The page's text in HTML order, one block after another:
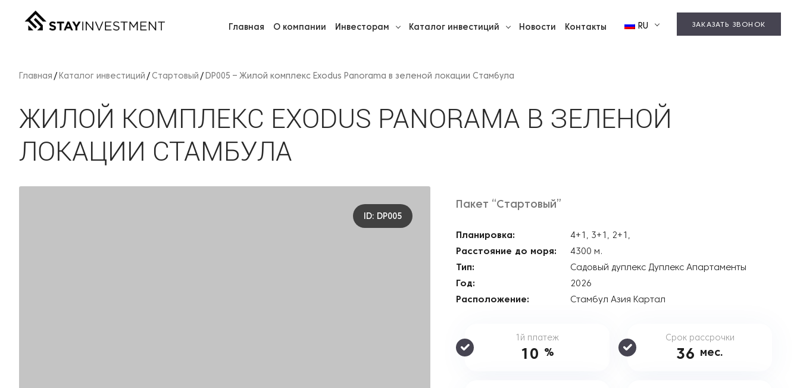
Главная О компании Инвесторам Каталог инвестиций Новости Контакты RU ЗАКАЗАТЬ ЗВОНОК
Главная Каталог инвестиций Стартовый DP005 – Жилой комплекс Exodus Panorama в зеленой локации Стамбула
ЖИЛОЙ КОМПЛЕКС EXODUS PANORAMA В ЗЕЛЕНОЙ
ЛОКАЦИИ СТАМБУЛА
ID: DP005
Пакет “Стартовый”
Планировка:
4+1, 3+1, 2+1,
Расстояние до моря:
4300 м.
Тип:
Садовый дуплекс Дуплекс Апартаменты
Год:
2026
Расположение:
Стамбул Азия Картал
1й платеж
10 %
Срок рассрочки
36 мес.